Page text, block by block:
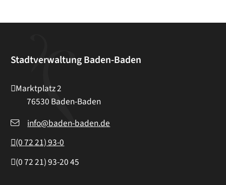
Stadtverwaltung Baden-Baden
Marktplatz 2
76530 Baden-Baden
info@baden-baden.de
(07221) 93-0
(07221) 93-2045